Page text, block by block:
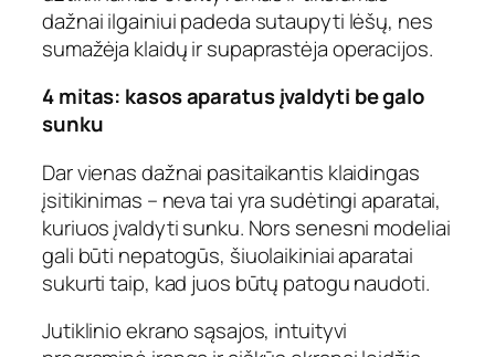
dažnai ilgainiui padeda sutaupyti lėšų, nes
sumažėja klaidų ir supaprastėja operacijos.
4 mitas: kasos aparatus įvaldyti be galo
sunku
Dar vienas dažnai pasitaikantis klaidingas
įsitikinimas – neva tai yra sudėtingi aparatai,
kuriuos įvaldyti sunku. Nors senesni modeliai
gali būti nepatogūs, šiuolaikiniai aparatai
sukurti taip, kad juos būtų patogu naudoti.
Jutiklinio ekrano sąsajos, intuityvi